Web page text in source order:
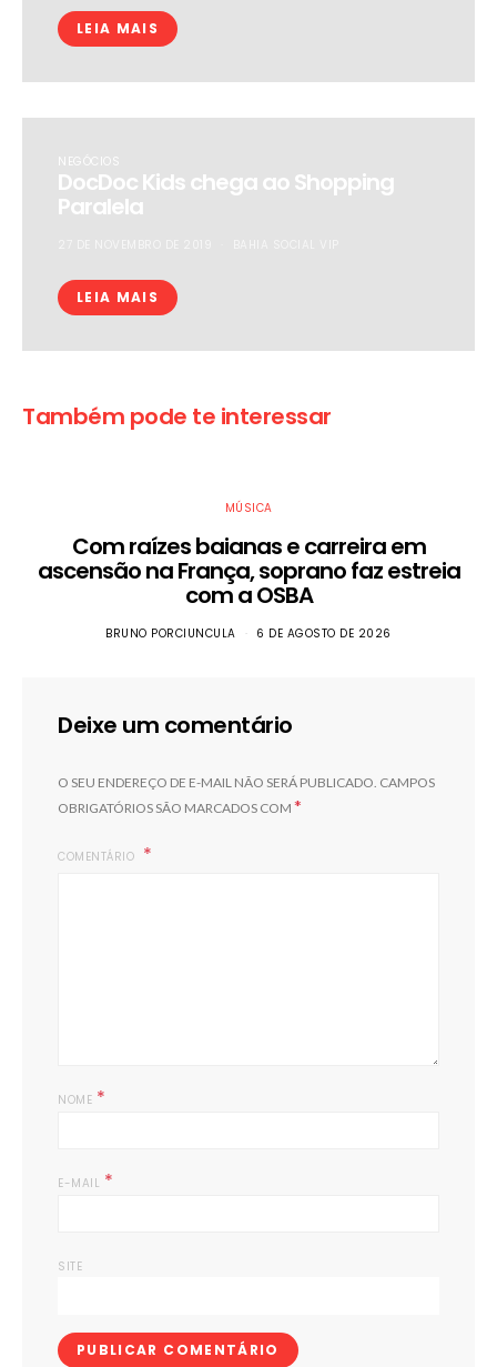
LEIA MAIS
NEGÓCIOS
DocDoc Kids chega ao Shopping
Paralela
LEIA MAIS
Também pode te interessar
MÚSICA
Com raízes baianas e carreira em
ascensão na França, soprano faz estreia
com a OSBA
BRUNO PORCIUNCULA 6 DE AGOSTO DE 2026
Deixe um comentário
O SEU ENDEREÇO DE E-MAIL NÃO SERÁ PUBLICADO. CAMPOS
OBRIGATÓRIOS SÃO MARCADOS COM *
COMENTÁRIO
NOME *
E-MAIL *
SITE